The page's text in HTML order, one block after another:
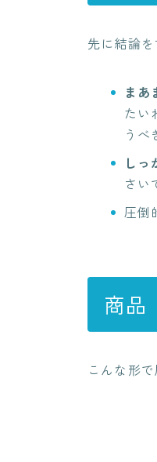
先に結論
まあ
たい
うべ
しっ
さい
圧倒
商品
こんな形で